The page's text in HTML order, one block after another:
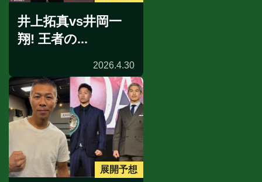
井上拓真vs井岡一
翔! 王者の...
2026.4.30
展開予想